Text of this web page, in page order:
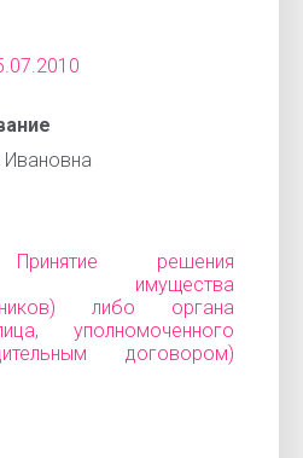
Ивановна
Принятие решения
имущества
либо органа
уполномоченного
договором)